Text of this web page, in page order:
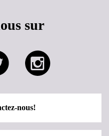
sur
nous!